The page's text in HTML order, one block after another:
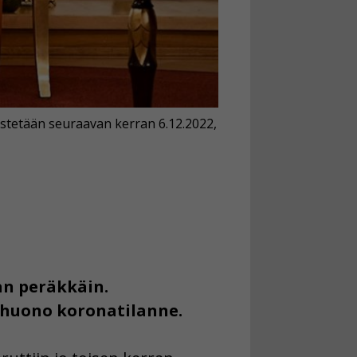
peräkkäin.
koronatilanne.
seuraavan kerran 6.12.2022,